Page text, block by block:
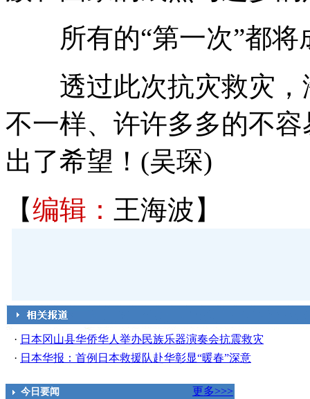
所有的“第一次”都将
透过此次抗灾救灾，
不一样、许许多多的不
出了希望！(吴琛)
【编辑： 王海波】
· 日本冈山县华侨华人举办民族乐器演奏会抗震救灾
· 日本华报：首例日本救援队赴华彰显“暖春”深意
今日要闻
更多>>>